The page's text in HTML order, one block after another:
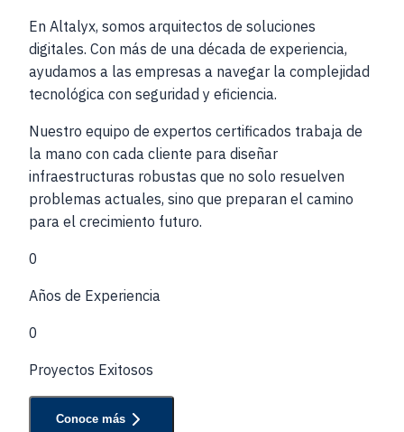
En Altalyx, somos arquitectos de soluciones
digitales. Con más de una década de experiencia,
ayudamos a las empresas a navegar la complejidad
tecnológica con seguridad y eficiencia.
Nuestro equipo de expertos certificados trabaja de
la mano con cada cliente para diseñar
infraestructuras robustas que no solo resuelven
problemas actuales, sino que preparan el camino
para el crecimiento futuro.
0
Años de Experiencia
0
Proyectos Exitosos
Conoce más